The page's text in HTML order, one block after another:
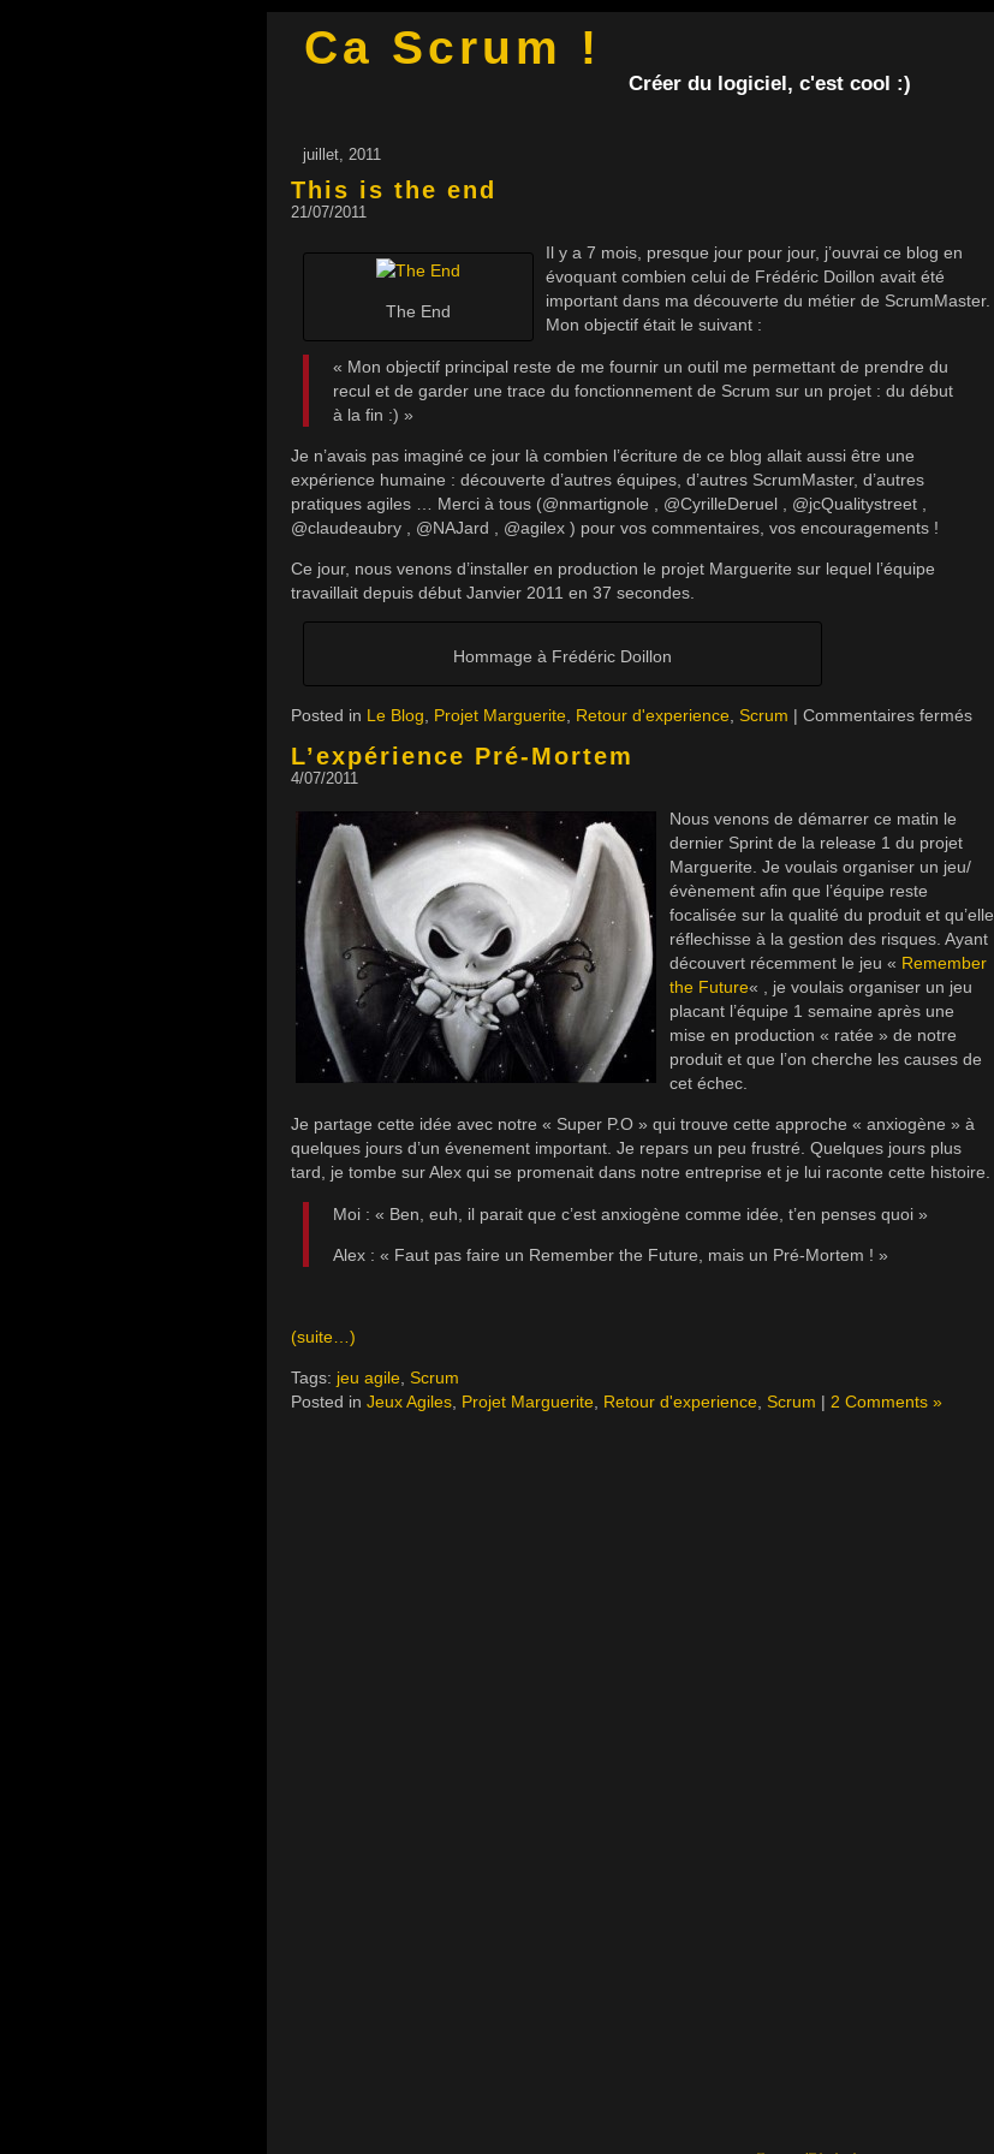
Ca Scrum !
Créer du logiciel, c'est cool :)
juillet, 2011
This is the end
21/07/2011
The End
Il y a 7 mois, presque jour pour jour, j’ouvrai ce blog en
évoquant combien celui de Frédéric Doillon avait été
important dans ma découverte du métier de ScrumMaster.
Mon objectif était le suivant :
« Mon objectif principal reste de me fournir un outil me permettant de prendre du
recul et de garder une trace du fonctionnement de Scrum sur un projet : du début
à la fin :) »
Je n’avais pas imaginé ce jour là combien l’écriture de ce blog allait aussi être une
expérience humaine : découverte d’autres équipes, d’autres ScrumMaster, d’autres
pratiques agiles … Merci à tous (@nmartignole , @CyrilleDeruel , @jcQualitystreet ,
@claudeaubry , @NAJard , @agilex ) pour vos commentaires, vos encouragements !
Ce jour, nous venons d’installer en production le projet Marguerite sur lequel l’équipe
travaillait depuis début Janvier 2011 en 37 secondes.
Hommage à Frédéric Doillon
Posted in Le Blog Projet Marguerite Retour d'experience Scrum | Commentaires fermés
L’expérience Pré-Mortem
4/07/2011
Nous venons de démarrer ce matin le
dernier Sprint de la release 1 du projet
Marguerite. Je voulais organiser un jeu/
évènement afin que l’équipe reste
focalisée sur la qualité du produit et qu’elle
réflechisse à la gestion des risques. Ayant
découvert récemment le jeu « Remember
the Future« , je voulais organiser un jeu
placant l’équipe 1 semaine après une
mise en production « ratée » de notre
produit et que l’on cherche les causes de
cet échec.
Je partage cette idée avec notre « Super P.O » qui trouve cette approche « anxiogène » à
quelques jours d’un évenement important. Je repars un peu frustré. Quelques jours plus
tard, je tombe sur Alex qui se promenait dans notre entreprise et je lui raconte cette histoire.
Moi : « Ben, euh, il parait que c’est anxiogène comme idée, t’en penses quoi »
Alex : « Faut pas faire un Remember the Future, mais un Pré-Mortem ! »
(suite…)
Tags: jeu agile Scrum
Posted in Jeux Agiles Projet Marguerite Retour d'experience Scrum | 2 Comments »